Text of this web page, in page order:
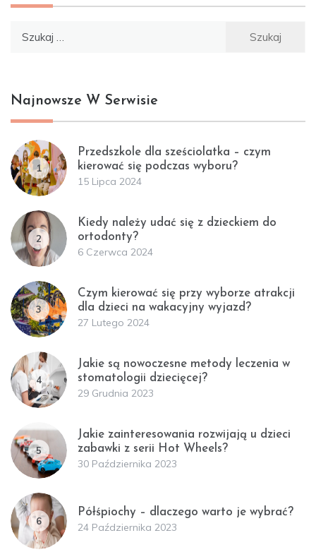
Najnowsze W Serwisie
1
Przedszkole dla sześciolatka – czym
kierować się podczas wyboru?
15 Lipca 2024
2
Kiedy należy udać się z dzieckiem do
ortodonty?
6 Czerwca 2024
3
Czym kierować się przy wyborze atrakcji
dla dzieci na wakacyjny wyjazd?
27 Lutego 2024
4
Jakie są nowoczesne metody leczenia w
stomatologii dziecięcej?
29 Grudnia 2023
5
Jakie zainteresowania rozwijają u dzieci
zabawki z serii Hot Wheels?
30 Października 2023
6
Półśpiochy – dlaczego warto je wybrać?
24 Października 2023